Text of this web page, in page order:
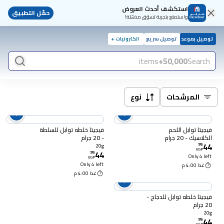
استكشف أحدث العروض
واستمتع بتجربة تسوّق مذهلة! حمّل التطبيق
توصيل بموعد توصيل سريع الكترونيات +
Search
50,000+
items
المرشحات نوع
فيجيتا توابل اللحم
الكلاسيك - 20 جرام
44
.
99
EGP
Only 4 left
غدا 4:00 م
فيجيتا خلطه توابل للسلطة
- 20 جرام
20g
44
.
99
EGP
Only 4 left
غدا 4:00 م
فيجيتا خلطه توابل للدجاج -
20 جرام
20g
.
99